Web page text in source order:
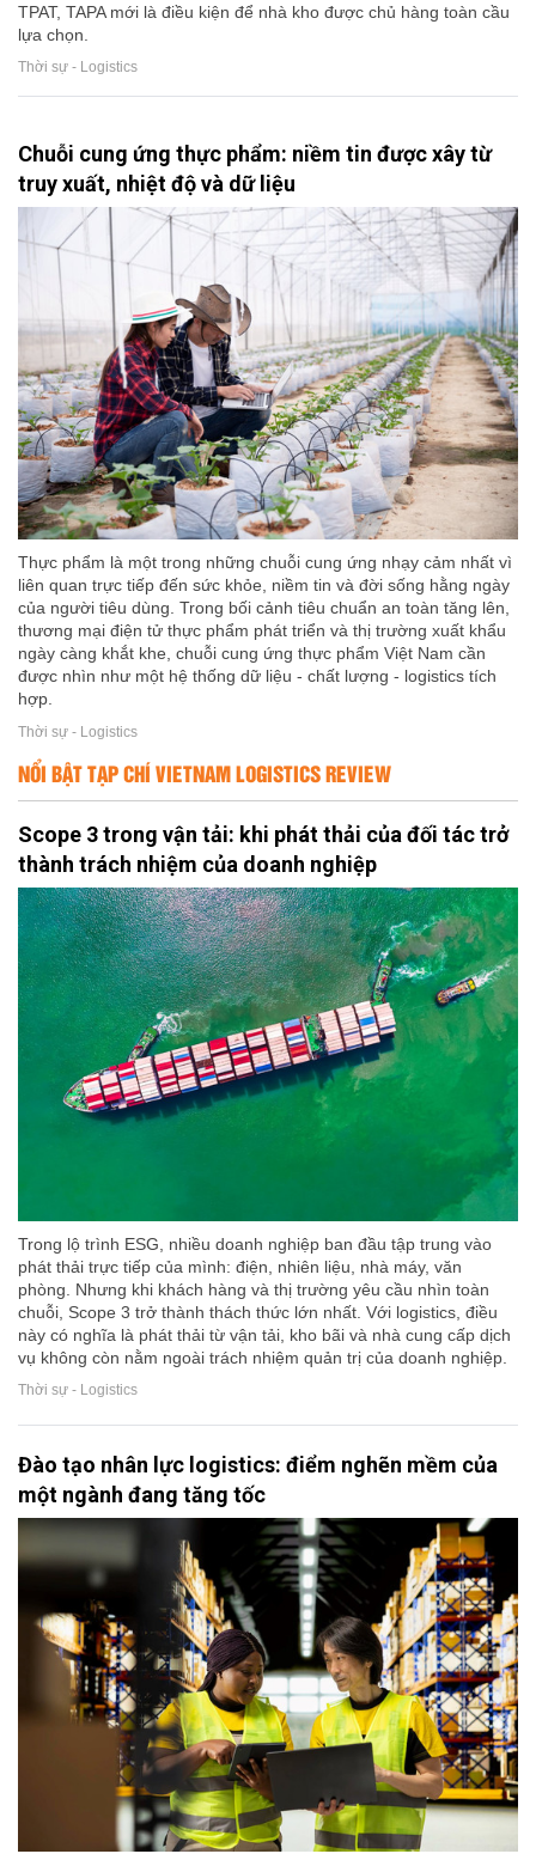
TPAT, TAPA mới là điều kiện để nhà kho được chủ hàng toàn cầu
lựa chọn.
Thời sự - Logistics
Chuỗi cung ứng thực phẩm: niềm tin được xây từ
truy xuất, nhiệt độ và dữ liệu
Thực phẩm là một trong những chuỗi cung ứng nhạy cảm nhất vì
liên quan trực tiếp đến sức khỏe, niềm tin và đời sống hằng ngày
của người tiêu dùng. Trong bối cảnh tiêu chuẩn an toàn tăng lên,
thương mại điện tử thực phẩm phát triển và thị trường xuất khẩu
ngày càng khắt khe, chuỗi cung ứng thực phẩm Việt Nam cần
được nhìn như một hệ thống dữ liệu - chất lượng - logistics tích
hợp.
Thời sự - Logistics
NỔI BẬT TẠP CHÍ VIETNAM LOGISTICS REVIEW
Scope 3 trong vận tải: khi phát thải của đối tác trở
thành trách nhiệm của doanh nghiệp
Trong lộ trình ESG, nhiều doanh nghiệp ban đầu tập trung vào
phát thải trực tiếp của mình: điện, nhiên liệu, nhà máy, văn
phòng. Nhưng khi khách hàng và thị trường yêu cầu nhìn toàn
chuỗi, Scope 3 trở thành thách thức lớn nhất. Với logistics, điều
này có nghĩa là phát thải từ vận tải, kho bãi và nhà cung cấp dịch
vụ không còn nằm ngoài trách nhiệm quản trị của doanh nghiệp.
Thời sự - Logistics
Đào tạo nhân lực logistics: điểm nghẽn mềm của
một ngành đang tăng tốc